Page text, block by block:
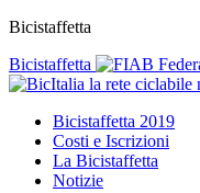
Bicistaffetta
Bicistaffetta
la rete ciclabile
Bicistaffetta 2019
Costi e Iscrizioni
La Bicistaffetta
Notizie